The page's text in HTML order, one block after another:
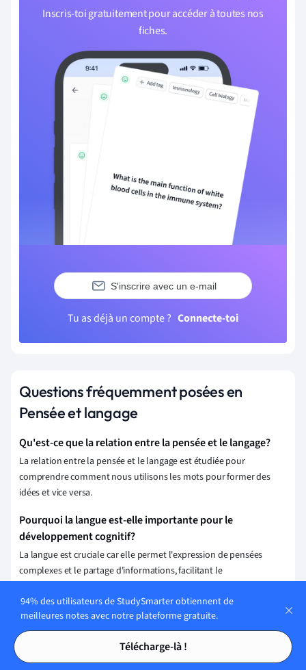
Tables des matières
Tables des matières
Inscris-toi gratuitement pour accéder à toutes nos
fiches.
S'inscrire avec un e-mail
Tu as déjà un compte ? Connecte-toi
Questions fréquemment posées en
Pensée et langage
Qu'est-ce que la relation entre la pensée et le langage?
La relation entre la pensée et le langage est étudiée pour
comprendre comment nous utilisons les mots pour former des
idées et vice versa.
Pourquoi la langue est-elle importante pour le
développement cognitif?
La langue est cruciale car elle permet l'expression de pensées
complexes et le partage d'informations, facilitant le
Comment le langage influence-t-il la perception du
monde?
Le langage influence la perception du monde en structurant la
manière dont nous catégorisons et comprenons nos expériences.
94% des utilisateurs de StudySmarter obtiennent de
meilleures notes avec notre plateforme gratuite.
Télécharge-là !